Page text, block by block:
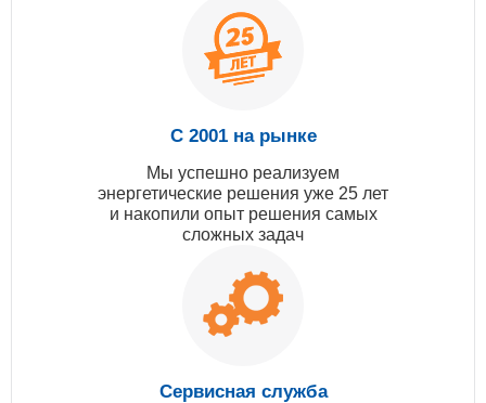
С 2001 на рынке
Мы успешно реализуем
энергетические решения уже 25 лет
и накопили опыт решения самых
сложных задач
Сервисная служба